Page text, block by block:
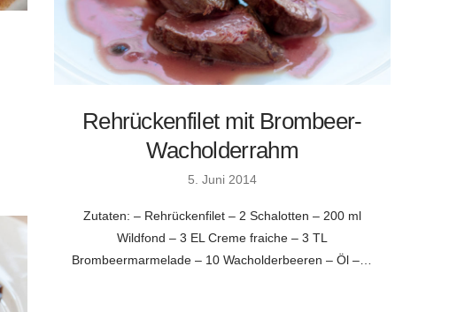
Rehrückenfilet mit Brombeer-
Wacholderrahm
5. Juni 2014
Zutaten: – Rehrückenfilet – 2 Schalotten – 200 ml
Wildfond – 3 EL Creme fraiche – 3 TL
Brombeermarmelade – 10 Wacholderbeeren – Öl –…